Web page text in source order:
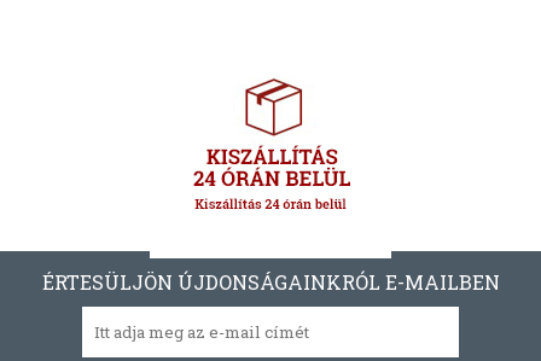
ÉRTESÜLJÖN ÚJDONSÁGAINKRÓL E-MAILBEN